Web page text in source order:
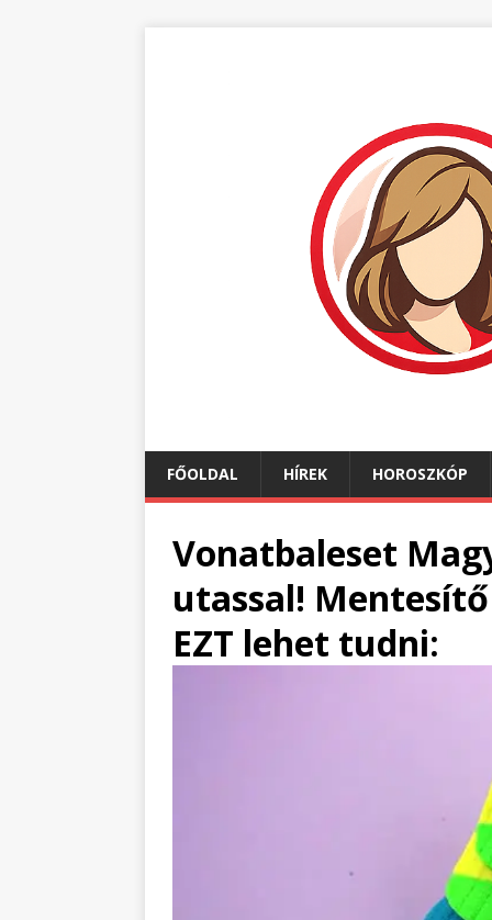
FŐOLDAL HÍREK HOROSZKÓP
Vonatbaleset
utassal!
EZT lehet tudni: